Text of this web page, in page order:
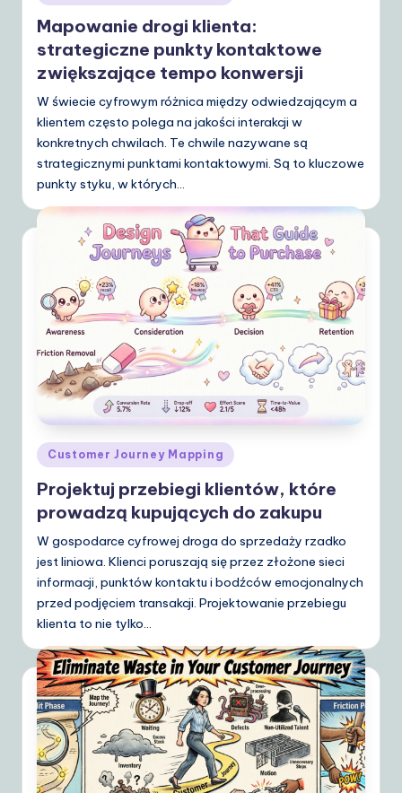
in
Mapowanie drogi klienta:
strategiczne punkty kontaktowe
zwiększające tempo konwersji
W świecie cyfrowym różnica między odwiedzającym a
klientem często polega na jakości interakcji w
konkretnych chwilach. Te chwile nazywane są
strategicznymi punktami kontaktowymi. Są to kluczowe
punkty styku, w których…
Posted
Customer Journey Mapping
Projektuj przebiegi klientów, które
prowadzą kupujących do zakupu
W gospodarce cyfrowej droga do sprzedaży rzadko
jest liniowa. Klienci poruszają się przez złożone sieci
informacji, punktów kontaktu i bodźców emocjonalnych
przed podjęciem transakcji. Projektowanie przebiegu
klienta to nie tylko…